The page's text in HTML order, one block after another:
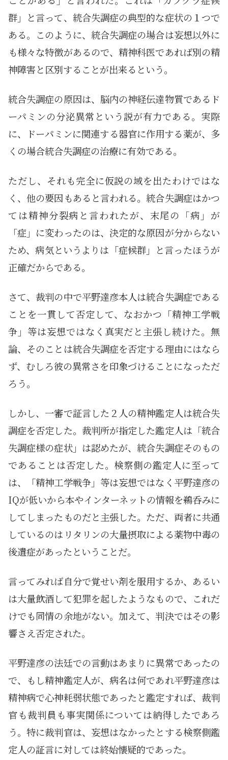
群」と言って、統合失調症の典型的な症状の１つで
ある。このように、統合失調症の場合は妄想以外に
も様々な特徴があるので、精神科医であれば別の精
神障害と区別することが出来るという。
統合失調症の原因は、脳内の神経伝達物質であるド
ーパミンの分泌異常という説が有力である。実際
に、ドーパミンに関連する器官に作用する薬が、多
くの場合統合失調症の治療に有効である。
ただし、それも完全に仮説の域を出たわけではな
く、他の要因もあると言われる。統合失調症はかつ
ては精神分裂病と言われたが、末尾の「病」が
「症」に変わったのは、決定的な原因が分からない
ため、病気というよりは「症候群」と言ったほうが
正確だからである。
さて、裁判の中で平野達彦本人は統合失調症である
ことを一貫して否定して、なおかつ「精神工学戦
争」等は妄想ではなく真実だと主張し続けた。無
論、そのことは統合失調症を否定する理由にはなら
ず、むしろ彼の異常さを印象づけることになっただ
ろう。
しかし、一審で証言した２人の精神鑑定人は統合失
調症を否定した。裁判所が指定した鑑定人は「統合
失調症様の症状」は認めたが、統合失調症そのもの
であることは否定した。検察側の鑑定人に至って
は、「精神工学戦争」等は妄想ではなく平野達彦の
IQが低いから本やインターネットの情報を鵜呑みに
してしまったものだと主張した。ただ、両者に共通
しているのはリタリンの大量摂取による薬物中毒の
後遺症があったということだ。
言ってみれば自分で覚せい剤を服用するか、あるい
は大量飲酒して犯罪を起したようなもので、これだ
けでも同情の余地がない。加えて、判決ではその影
響さえ否定された。
平野達彦の法廷での言動はあまりに異常であったの
で、もし精神鑑定人が、病名は何であれ平野達彦は
精神病で心神耗弱状態であったと鑑定すれば、裁判
官も裁判員も事実関係については納得したであろ
う。特に裁判官は、妄想はなかったとする検察側鑑
定人の証言に対しては終始懐疑的であった。